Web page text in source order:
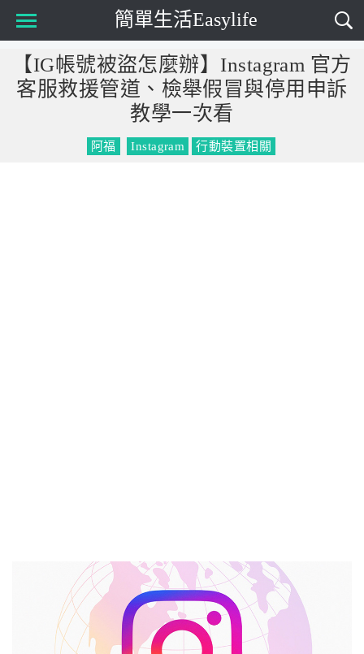
簡單生活Easylife
Main Menu
【IG帳號被盜怎麼辦】Instagram 官方
客服救援管道、檢舉假冒與停用申訴
教學一次看
阿福 Instagram 行動裝置相關